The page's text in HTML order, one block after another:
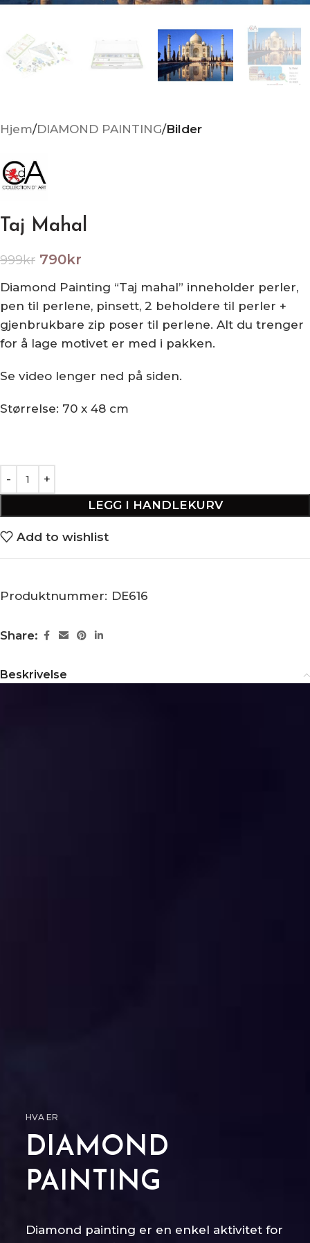
Hjem DIAMOND PAINTING Bilder
Taj Mahal
999kr 790kr
Diamond Painting “Taj mahal” inneholder perler,
pen til perlene, pinsett, 2 beholdere til perler +
gjenbrukbare zip poser til perlene. Alt du trenger
for å lage motivet er med i pakken.
Se video lenger ned på siden.
Størrelse: 70 x 48 cm
LEGG I HANDLEKURV
Add to wishlist
Produktnummer: DE616
Share:
Beskrivelse
HVA ER
DIAMOND
PAINTING
Diamond painting er en enkel aktivitet for